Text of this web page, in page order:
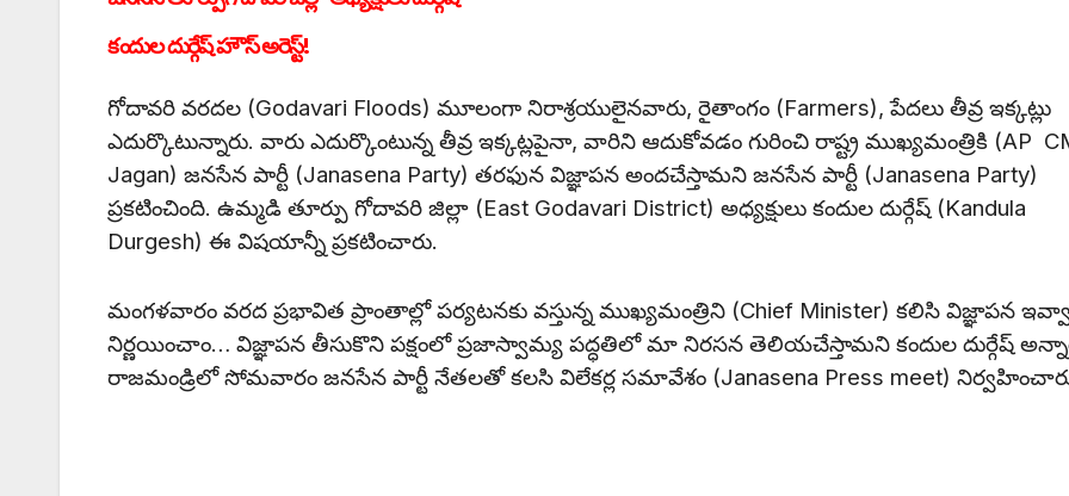
కందుల దుర్గేష్ హౌస్ అరెస్ట్!
గోదావరి వరదల (Godavari Floods) మూలంగా నిరాశ్రయులైనవారు, రైతాంగం (Farmers), పేదలు తీవ్ర ఇక్కట్లు
ఎదుర్కొటున్నారు. వారు ఎదుర్కొంటున్న తీవ్ర ఇక్కట్లపైనా, వారిని ఆదుకోవడం గురించి రాష్ట్ర ముఖ్యమంత్రికి (AP
Jagan) జనసేన పార్టీ (Janasena Party) తరఫున విజ్ఞాపన అందచేస్తామని జనసేన పార్టీ (Janasena Party)
ప్రకటించింది. ఉమ్మడి తూర్పు గోదావరి జిల్లా (East Godavari District) అధ్యక్షులు కందుల దుర్గేష్ (Kandula
Durgesh) ఈ విషయాన్నీ ప్రకటించారు.
మంగళవారం వరద ప్రభావిత ప్రాంతాల్లో పర్యటనకు వస్తున్న ముఖ్యమంత్రిని (Chief Minister) కలిసి విజ్ఞాపన
నిర్ణయించాం… విజ్ఞాపన తీసుకొని పక్షంలో ప్రజాస్వామ్య పద్ధతిలో మా నిరసన తెలియచేస్తామని కందుల దుర్గేష్
రాజమండ్రిలో సోమవారం జనసేన పార్టీ నేతలతో కలసి విలేకర్ల సమావేశం (Janasena Press meet)